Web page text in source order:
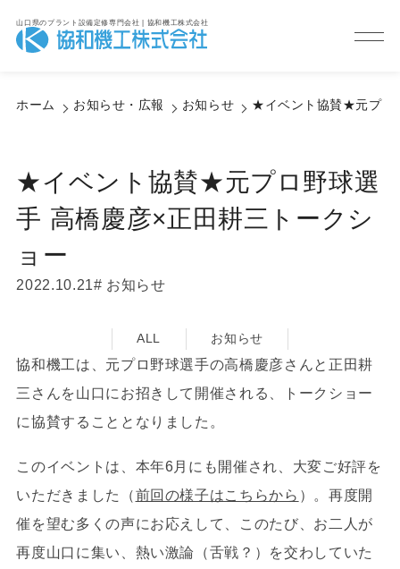
山口県のプラント設備定修専門会社 | 協和機工株式会社
Information
ホーム お知らせ・広報 お知らせ ★イベント協賛★元プロ
★イベント協賛★元プロ野球選
手 高橋慶彦×正田耕三トークシ
ョー
2022.10.21 お知らせ
協和機工は、元プロ野球選手の高橋慶彦さんと正田耕
三さんを山口にお招きして開催される、トークショー
に協賛することとなりました。
このイベントは、本年6月にも開催され、大変ご好評を
いただきました（前回の様子はこちらから ）。再度開
催を望む多くの声にお応えして、このたび、お二人が
再度山口に集い、熱い激論（舌戦？）を交わしていた
ALL お知らせ